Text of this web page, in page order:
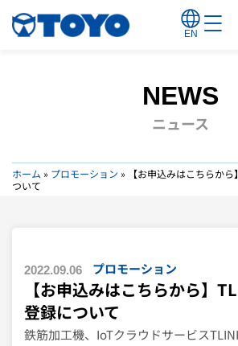
EN
NEWS
ニュース
ホーム » プロモーション »
【お申込みはこちらか
ついて
2022.09.06 プロモーション
【お申込みはこちらから】
登録について
鉄筋加工機、IoTクラウドサービス